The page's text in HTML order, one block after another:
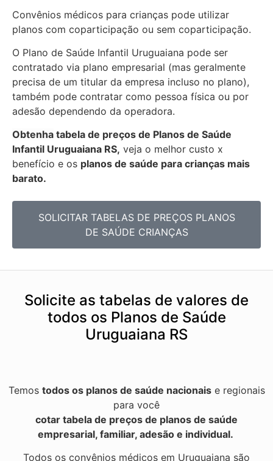
Convênios médicos para crianças pode utilizar
planos com coparticipação ou sem coparticipação.
O Plano de Saúde Infantil Uruguaiana pode ser
contratado via plano empresarial (mas geralmente
precisa de um titular da empresa incluso no plano),
também pode contratar como pessoa física ou por
adesão dependendo da operadora.
Obtenha tabela de preços de Planos de Saúde
Infantil Uruguaiana RS, veja o melhor custo x
benefício e os planos de saúde para crianças mais
barato.
SOLICITAR TABELAS DE PREÇOS PLANOS
DE SAÚDE CRIANÇAS
Solicite as tabelas de valores de
todos os Planos de Saúde
Uruguaiana RS
Temos todos os planos de saúde nacionaise regionais
para você
cotar tabela de preços de planos de saúde
empresarial, familiar, adesão e individual.
Todos os convênios médicos em Uruguaiana são